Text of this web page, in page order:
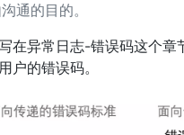
通的目的。
在异常日志-错误码这个章
户的错误码。